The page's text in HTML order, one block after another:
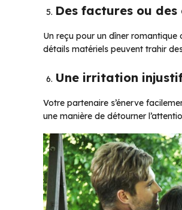
Des factures ou des
Un reçu pour un dîner romantique
détails matériels peuvent trahir
Une irritation
Votre partenaire s’énerve
une manière de détourner